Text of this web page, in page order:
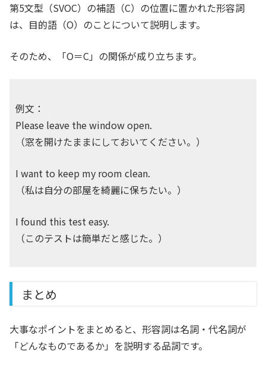
第5文型（SVOC）の補語（C）の位置に置かれた形容詞
は、目的語（O）のことについて説明します。
そのため、「O＝C」の関係が成り立ちます。
例文：
Please leave the window open.
（窓を開けたままにしておいてください。）
I want to keep my room clean.
（私は自分の部屋を綺麗に保ちたい。）
I found this test easy.
（このテストは簡単だと感じた。）
まとめ
大事なポイントをまとめると、形容詞は名詞・代名詞が
「どんなものであるか」を説明する品詞です。